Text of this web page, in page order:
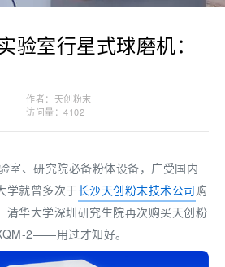
验室行星式球磨机：
作者：天创粉末
访问量：4102
室、研究院必备粉体设备，广受国内
学就曾多次于长沙天创粉末技术公司购
清华大学深圳研究生院再次购买天创粉
2——用过才知好。